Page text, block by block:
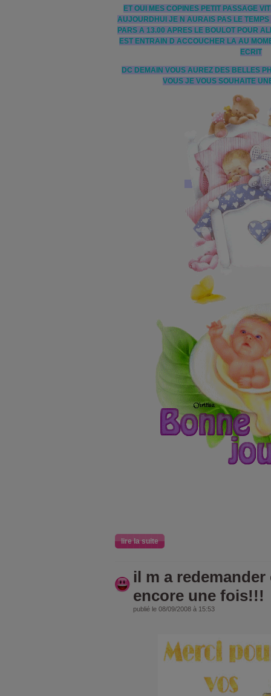
ET OUI MES COPINES PETIT PASSAGE
AUJOURDHUI JE N AURAIS PAS LE
PARS A 13.00 APRES LE BOULOT POUR
EST ENTRAIN D ACCOUCHER LA AU
ECRIT
DC DEMAIN VOUS AUREZ DES BELLES
VOUS JE VOUS SOUHAITE
lire la suite
il m a
encore une fois!!!
publié le 08/09/2008 à 15:53